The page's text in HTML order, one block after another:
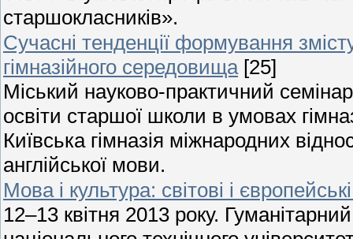
старшокласників».
Сучасні тенденції формування
гімназійного середовища [25]
Міський науково-практичний
освіти старшої школи в умовах
Київська гімназія міжнародних
англійської мови.
Мова і культура: світові і
12–13 квітня 2013 року.